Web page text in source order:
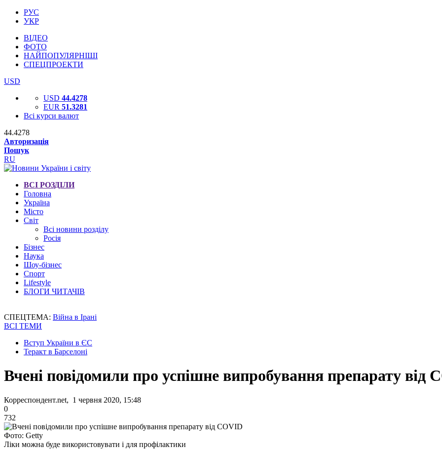
РУС
УКР
ВІДЕО
ФОТО
НАЙПОПУЛЯРНІШІ
СПЕЦПРОЕКТИ
USD
USD 44.4278
EUR 51.3281
Всі курси валют
44.4278
Авторизація
Пошук
RU
ВСІ РОЗДІЛИ
Головна
Україна
Місто
Світ
Всі новини розділу
Росія
Бізнес
Наука
Шоу-бізнес
Спорт
Lifestyle
БЛОГИ ЧИТАЧІВ
СПЕЦТЕМА: Війна в Ірані
ВСІ ТЕМИ
Вступ України в ЄС
Теракт в Барселоні
Вчені повідомили про успішне випробування препарату від
Корреспондент.net, 1 червня 2020, 15:48
0
732
Фото: Getty
Ліки можна буде використовувати і для профілактики